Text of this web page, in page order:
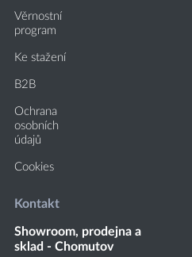
Věrnostní
program
Ke stažení
B2B
Ochrana
osobních
údajů
Cookies
Kontakt
Showroom, prodejna a
sklad - Chomutov